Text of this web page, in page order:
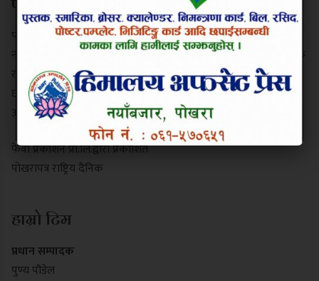
पोखरापत्र राष्ट्रिय दैनिक गण्डकी प्रदेशको एक प्रमुख समाचार माध्यम हो।
नयाँबजार, पोखरा-९ बाट प्रकाशित यो पत्रिकाले स्थानीय गतिविधि, प्रादेशिक
राजनीति, पर्यटन र राष्ट्रिय समाचार निष्पक्ष रूपमा सम्प्रेषण गर्दछ। यसले
छापा र डिजिटल पोर्टल दुवै माध्यमबाट आम नागरिकलाई सुसूचित गर्दै
आइरहेको छ।
फेवा प्रकाशन प्रा.लि.द्वारा प्रकाशित
पोखरापत्र राष्ट्रिय दैनिक
हाम्रो टिम
प्रधान सम्पादक
पुण्य पौडेल